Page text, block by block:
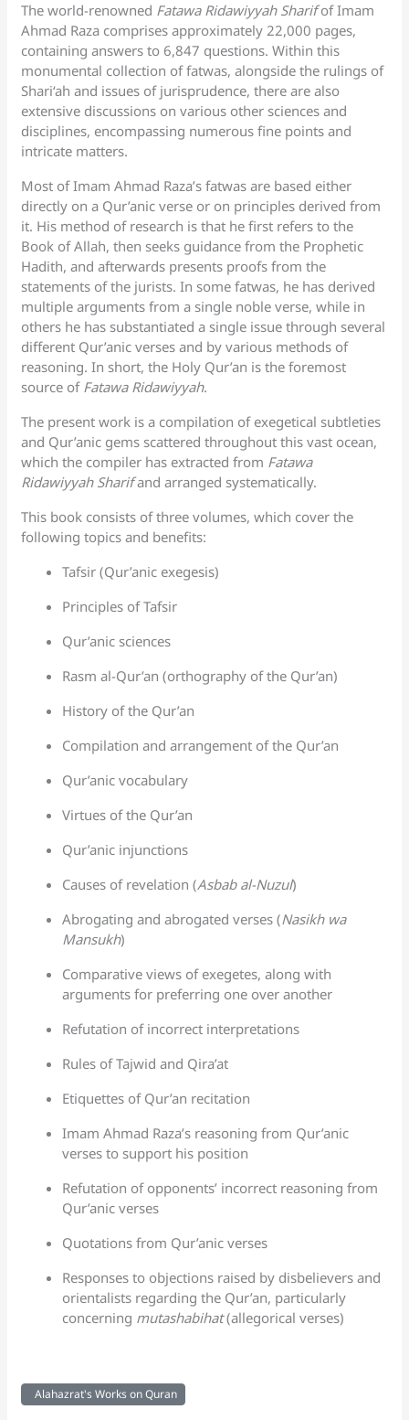
The world-renowned Fatawa Ridawiyyah Sharifof Imam
Ahmad Raza comprises approximately 22,000 pages,
containing answers to 6,847 questions. Within this
monumental collection of fatwas, alongside the rulings of
Shari‘ah and issues of jurisprudence, there are also
extensive discussions on various other sciences and
disciplines, encompassing numerous fine points and
intricate matters.
Most of Imam Ahmad Raza’s fatwas are based either
directly on a Qur’anic verse or on principles derived from
it. His method of research is that he first refers to the
Book of Allah, then seeks guidance from the Prophetic
Hadith, and afterwards presents proofs from the
statements of the jurists. In some fatwas, he has derived
multiple arguments from a single noble verse, while in
others he has substantiated a single issue through several
different Qur’anic verses and by various methods of
reasoning. In short, the Holy Qur’an is the foremost
source of Fatawa Ridawiyyah.
The present work is a compilation of exegetical subtleties
and Qur’anic gems scattered throughout this vast ocean,
which the compiler has extracted from Fatawa
Ridawiyyah Sharifand arranged systematically.
This book consists of three volumes, which cover the
following topics and benefits:
Tafsir (Qur’anic exegesis)
Principles of Tafsir
Qur’anic sciences
Rasm al-Qur’an (orthography of the Qur’an)
History of the Qur’an
Compilation and arrangement of the Qur’an
Qur’anic vocabulary
Virtues of the Qur’an
Qur’anic injunctions
Causes of revelation (Asbab al-Nuzul)
Abrogating and abrogated verses (Nasikh wa
Mansukh)
Comparative views of exegetes, along with
arguments for preferring one over another
Refutation of incorrect interpretations
Rules of Tajwid and Qira’at
Etiquettes of Qur’an recitation
Imam Ahmad Raza’s reasoning from Qur’anic
verses to support his position
Refutation of opponents’ incorrect reasoning from
Qur’anic verses
Quotations from Qur’anic verses
Responses to objections raised by disbelievers and
orientalists regarding the Qur’an, particularly
concerning mutashabihat(allegorical verses)
Alahazrat's Works on Quran